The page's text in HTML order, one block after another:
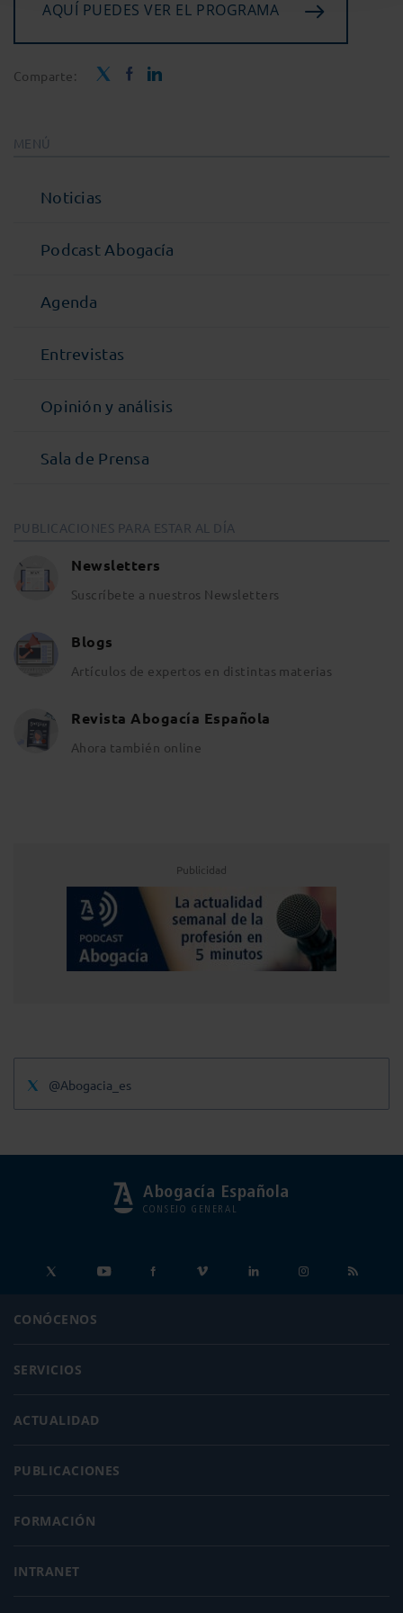
AQUÍ PUEDES VER EL PROGRAMA
Comparte:
MENÚ
Noticias
Podcast Abogacía
Agenda
Entrevistas
Opinión y análisis
Sala de Prensa
PUBLICACIONES PARA ESTAR AL DÍA
Newsletters
Suscríbete a nuestros Newsletters
Blogs
Artículos de expertos en distintas materias
Revista Abogacía Española
Ahora también online
Publicidad
@Abogacia_es
Abogacía Española
CONSEJO GENERAL
CONÓCENOS
SERVICIOS
ACTUALIDAD
PUBLICACIONES
FORMACIÓN
INTRANET